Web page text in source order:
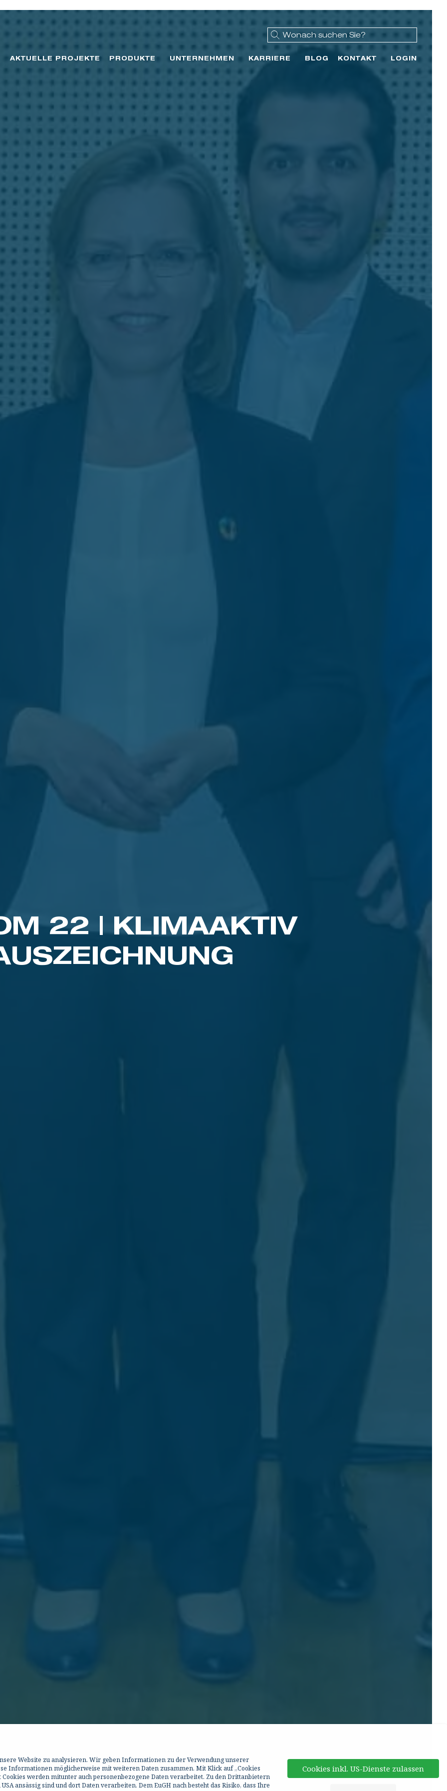
AKTUELLE PROJEKTE PRODUKTE UNTERNEHMEN KARRIERE BLOG KONTAKT LOGIN
22 | KLIMAAKTIV
Website zu analysieren. Wir geben Informationen zu der Verwendung unserer
Informationen möglicherweise mit weiteren Daten zusammen. Mit Klick auf „Cookies
werden mitunter auch personenbezogene Daten verarbeitet. Zu den Drittanbietern
ansässig sind und dort Daten verarbeiten. Dem EuGH nach besteht das Risiko, dass Ihre
Cookies inkl. US-Dienste zulassen